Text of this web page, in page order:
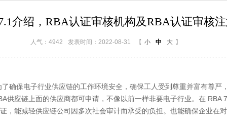
介绍，RBA认证审核机构及RBA认证审核
人气：4942 发表时间：2022-08-31 【 小 中 大 】
保电子行业供应链的工作环境安全，确保工人受到尊重并富有尊严
供应链上面的供应商都可申请，不像以前一样非要电子行业。在 RBA
，能减轻供应链公司因多次社会审计而承受的负担。也能确保企业在